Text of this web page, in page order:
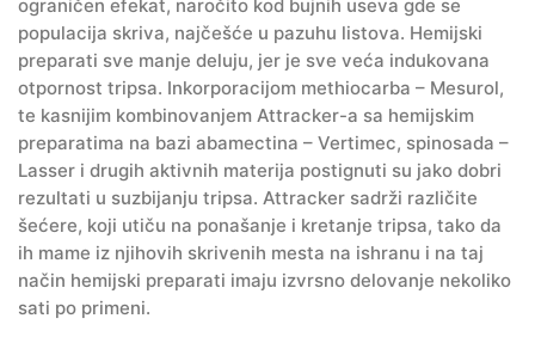
ograničen efekat, naročito kod bujnih useva gde se
populacija skriva, najčešće u pazuhu listova. Hemijski
preparati sve manje deluju, jer je sve veća indukovana
otpornost tripsa. Inkorporacijom methiocarba – Mesurol,
te kasnijim kombinovanjem Attracker-a sa hemijskim
preparatima na bazi abamectina – Vertimec, spinosada –
Lasser i drugih aktivnih materija postignuti su jako dobri
rezultati u suzbijanju tripsa. Attracker sadrži različite
šećere, koji utiču na ponašanje i kretanje tripsa, tako da
ih mame iz njihovih skrivenih mesta na ishranu i na taj
način hemijski preparati imaju izvrsno delovanje nekoliko
sati po primeni.